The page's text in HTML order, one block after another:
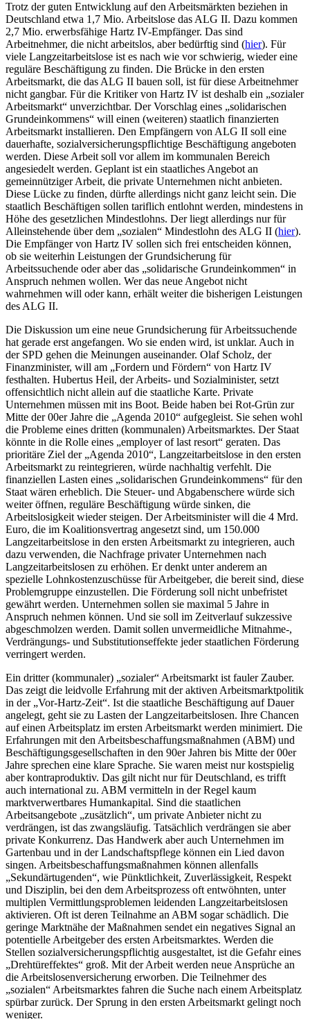
Trotz der guten Entwicklung auf den Arbeitsmärkten beziehen in
Deutschland etwa 1,7 Mio. Arbeitslose das ALG II. Dazu kommen
2,7 Mio. erwerbsfähige Hartz IV-Empfänger. Das sind
Arbeitnehmer, die nicht arbeitslos, aber bedürftig sind (hier). Für
viele Langzeitarbeitslose ist es nach wie vor schwierig, wieder eine
reguläre Beschäftigung zu finden. Die Brücke in den ersten
Arbeitsmarkt, die das ALG II bauen soll, ist für diese Arbeitnehmer
nicht gangbar. Für die Kritiker von Hartz IV ist deshalb ein „sozialer
Arbeitsmarkt“ unverzichtbar. Der Vorschlag eines „solidarischen
Grundeinkommens“ will einen (weiteren) staatlich finanzierten
Arbeitsmarkt installieren. Den Empfängern von ALG II soll eine
dauerhafte, sozialversicherungspflichtige Beschäftigung angeboten
werden. Diese Arbeit soll vor allem im kommunalen Bereich
angesiedelt werden. Geplant ist ein staatliches Angebot an
gemeinnütziger Arbeit, die private Unternehmen nicht anbieten.
Diese Lücke zu finden, dürfte allerdings nicht ganz leicht sein. Die
staatlich Beschäftigen sollen tariflich entlohnt werden, mindestens in
Höhe des gesetzlichen Mindestlohns. Der liegt allerdings nur für
Alleinstehende über dem „sozialen“ Mindestlohn des ALG II (hier).
Die Empfänger von Hartz IV sollen sich frei entscheiden können,
ob sie weiterhin Leistungen der Grundsicherung für
Arbeitssuchende oder aber das „solidarische Grundeinkommen“ in
Anspruch nehmen wollen. Wer das neue Angebot nicht
wahrnehmen will oder kann, erhält weiter die bisherigen Leistungen
des ALG II.
Die Diskussion um eine neue Grundsicherung für Arbeitssuchende
hat gerade erst angefangen. Wo sie enden wird, ist unklar. Auch in
der SPD gehen die Meinungen auseinander. Olaf Scholz, der
Finanzminister, will am „Fordern und Fördern“ von Hartz IV
festhalten. Hubertus Heil, der Arbeits- und Sozialminister, setzt
offensichtlich nicht allein auf die staatliche Karte. Private
Unternehmen müssen mit ins Boot. Beide haben bei Rot-Grün zur
Mitte der 00er Jahre die „Agenda 2010“ aufgegleist. Sie sehen wohl
die Probleme eines dritten (kommunalen) Arbeitsmarktes. Der Staat
könnte in die Rolle eines „employer of last resort“ geraten. Das
prioritäre Ziel der „Agenda 2010“, Langzeitarbeitslose in den ersten
Arbeitsmarkt zu reintegrieren, würde nachhaltig verfehlt. Die
finanziellen Lasten eines „solidarischen Grundeinkommens“ für den
Staat wären erheblich. Die Steuer- und Abgabenschere würde sich
weiter öffnen, reguläre Beschäftigung würde sinken, die
Arbeitslosigkeit wieder steigen. Der Arbeitsminister will die 4 Mrd.
Euro, die im Koalitionsvertrag angesetzt sind, um 150.000
Langzeitarbeitslose in den ersten Arbeitsmarkt zu integrieren, auch
dazu verwenden, die Nachfrage privater Unternehmen nach
Langzeitarbeitslosen zu erhöhen. Er denkt unter anderem an
spezielle Lohnkostenzuschüsse für Arbeitgeber, die bereit sind, diese
Problemgruppe einzustellen. Die Förderung soll nicht unbefristet
gewährt werden. Unternehmen sollen sie maximal 5 Jahre in
Anspruch nehmen können. Und sie soll im Zeitverlauf sukzessive
abgeschmolzen werden. Damit sollen unvermeidliche Mitnahme-,
Verdrängungs- und Substitutionseffekte jeder staatlichen Förderung
verringert werden.
Ein dritter (kommunaler) „sozialer“ Arbeitsmarkt ist fauler Zauber.
Das zeigt die leidvolle Erfahrung mit der aktiven Arbeitsmarktpolitik
in der „Vor-Hartz-Zeit“. Ist die staatliche Beschäftigung auf Dauer
angelegt, geht sie zu Lasten der Langzeitarbeitslosen. Ihre Chancen
auf einen Arbeitsplatz im ersten Arbeitsmarkt werden minimiert. Die
Erfahrungen mit den Arbeitsbeschaffungsmaßnahmen (ABM) und
Beschäftigungsgesellschaften in den 90er Jahren bis Mitte der 00er
Jahre sprechen eine klare Sprache. Sie waren meist nur kostspielig
aber kontraproduktiv. Das gilt nicht nur für Deutschland, es trifft
auch international zu. ABM vermitteln in der Regel kaum
marktverwertbares Humankapital. Sind die staatlichen
Arbeitsangebote „zusätzlich“, um private Anbieter nicht zu
verdrängen, ist das zwangsläufig. Tatsächlich verdrängen sie aber
private Konkurrenz. Das Handwerk aber auch Unternehmen im
Gartenbau und in der Landschaftspflege können ein Lied davon
singen. Arbeitsbeschaffungsmaßnahmen können allenfalls
„Sekundärtugenden“, wie Pünktlichkeit, Zuverlässigkeit, Respekt
und Disziplin, bei den dem Arbeitsprozess oft entwöhnten, unter
multiplen Vermittlungsproblemen leidenden Langzeitarbeitslosen
aktivieren. Oft ist deren Teilnahme an ABM sogar schädlich. Die
geringe Marktnähe der Maßnahmen sendet ein negatives Signal an
potentielle Arbeitgeber des ersten Arbeitsmarktes. Werden die
Stellen sozialversicherungspflichtig ausgestaltet, ist die Gefahr eines
„Drehtüreffektes“ groß. Mit der Arbeit werden neue Ansprüche an
die Arbeitslosenversicherung erworben. Die Teilnehmer des
„sozialen“ Arbeitsmarktes fahren die Suche nach einem Arbeitsplatz
spürbar zurück. Der Sprung in den ersten Arbeitsmarkt gelingt noch
weniger.